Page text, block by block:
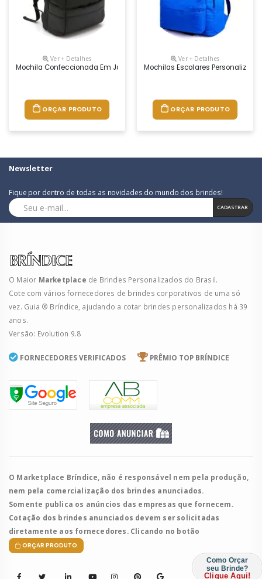
Ver + Detalhes
Mochila Confeccionada Em Jacquard, Com Compartimento
ORÇAR PRODUTO
Ver + Detalhes
Mochilas Escolares
ORÇAR PRODUTO
Newsletter
Fique por dentro de todas as novidades do mundo dos brindes!
CADASTRAR
O Maior Marketplace de Brindes Personalizados do Brasil.
Cote com vários fornecedores de brindes corporativos de uma só
vez. Guia ® Bríndice, ajudando a cotar brindes personalizados há 39
anos.
Versão: Evolution 9.8
FORNECEDORES VERIFICADOS PRÊMIO TOP BRÍNDICE
O Marketplace Bríndice, não é responsável nem pela produção,
nem pela comercialização dos brindes anunciados.
Somente publica os anúncios das empresas que fornecem.
Cotação dos brindes anunciados devem ser solicitadas
diretamente aos fornecedores. Clicando no botão
ORÇAR PRODUTO
Como Orçar
seu Brinde?
Clique Aqui!